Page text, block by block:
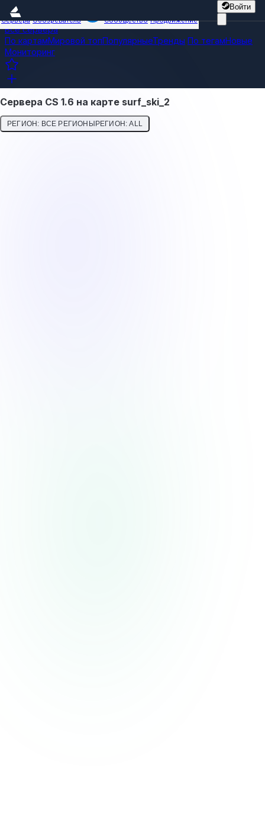
Войти
Сервера Обозреватель Сообщество Продвижение
Все сервера
По картамМировой топПопулярныеТренды По тегамНовые
Мониторинг
Сервера CS 1.6 на карте surf_ski_2
РЕГИОН: ВСЕ РЕГИОНЫРЕГИОН: ALL